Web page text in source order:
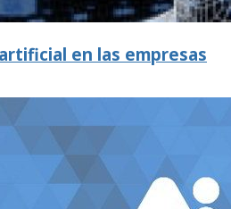
en las empresas